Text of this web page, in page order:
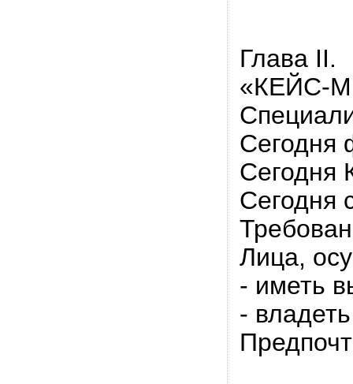
Глава II.
«КЕЙС-
Сегодня
Сегодня
Сегодня
Лица,
- иметь
-